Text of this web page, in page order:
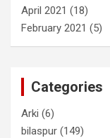
April 2021 (18)
February 2021 (5)
Categories
Arki (6)
bilaspur (149)